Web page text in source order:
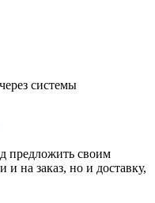
системы
предложить своим
и на заказ, но и доставку,